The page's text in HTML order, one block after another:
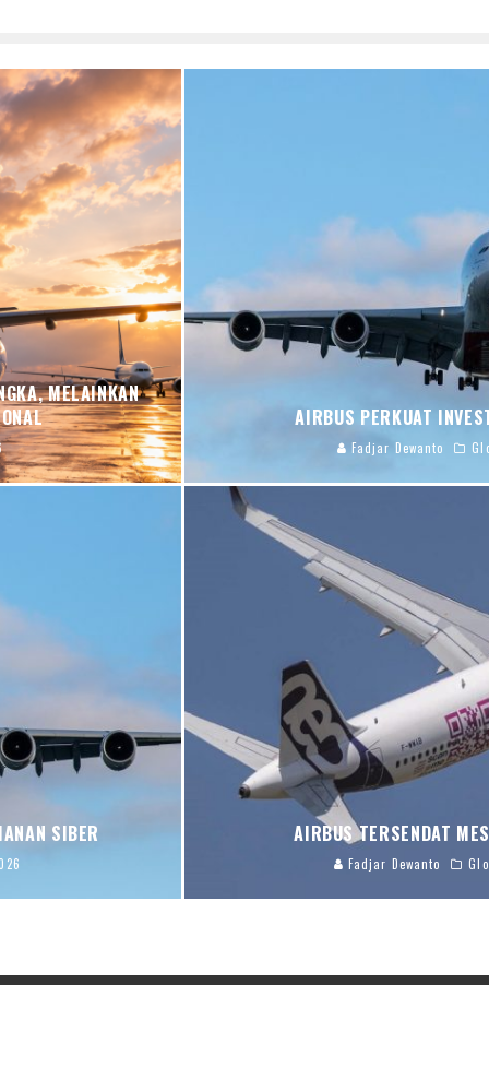
MELAINKAN
AIRBUS PERKUAT
Fadjar Dewanto
SIBER AIRBUS TERSENDAT
Fadjar Dewanto